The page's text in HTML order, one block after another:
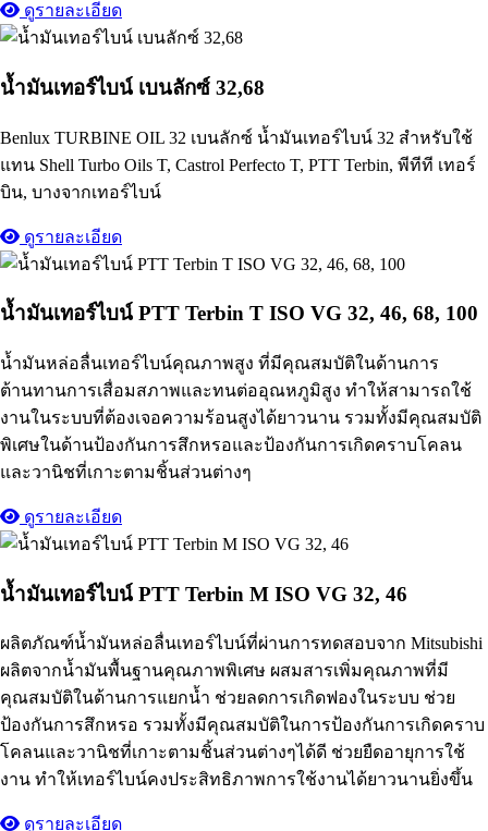
ดูรายละเอียด
น้ำมันเทอร์ไบน์ เบนลักซ์ 32,68
Benlux TURBINE OIL 32 เบนลักซ์ น้ำมันเทอร์ไบน์ 32 สำหรับใช้
แทน Shell Turbo Oils T, Castrol Perfecto T, PTT Terbin, พีทีที เทอร์
บิน, บางจากเทอร์ไบน์
ดูรายละเอียด
น้ำมันเทอร์ไบน์ PTT Terbin T ISO VG 32, 46, 68, 100
น้ำมันหล่อลื่นเทอร์ไบน์คุณภาพสูง ที่มีคุณสมบัติในด้านการ
ต้านทานการเสื่อมสภาพและทนต่ออุณหภูมิสูง ทำให้สามารถใช้
งานในระบบที่ต้องเจอความร้อนสูงได้ยาวนาน รวมทั้งมีคุณสมบัติ
พิเศษในด้านป้องกันการสึกหรอและป้องกันการเกิดคราบโคลน
และวานิชที่เกาะตามชิ้นส่วนต่างๆ
ดูรายละเอียด
น้ำมันเทอร์ไบน์ PTT Terbin M ISO VG 32, 46
ผลิตภัณฑ์น้ำมันหล่อลื่นเทอร์ไบน์ที่ผ่านการทดสอบจาก Mitsubishi
ผลิตจากน้ำมันพื้นฐานคุณภาพพิเศษ ผสมสารเพิ่มคุณภาพที่มี
คุณสมบัติในด้านการแยกน้ำ ช่วยลดการเกิดฟองในระบบ ช่วย
ป้องกันการสึกหรอ รวมทั้งมีคุณสมบัติในการป้องกันการเกิดคราบ
โคลนและวานิชที่เกาะตามชิ้นส่วนต่างๆได้ดี ช่วยยืดอายุการใช้
งาน ทำให้เทอร์ไบน์คงประสิทธิภาพการใช้งานได้ยาวนานยิ่งขึ้น
ดูรายละเอียด